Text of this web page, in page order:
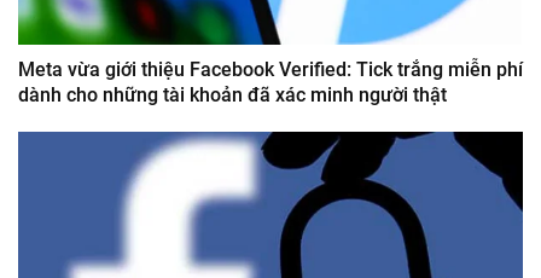
Meta vừa giới thiệu Facebook Verified: Tick trắng miễn phí
dành cho những tài khoản đã xác minh người thật